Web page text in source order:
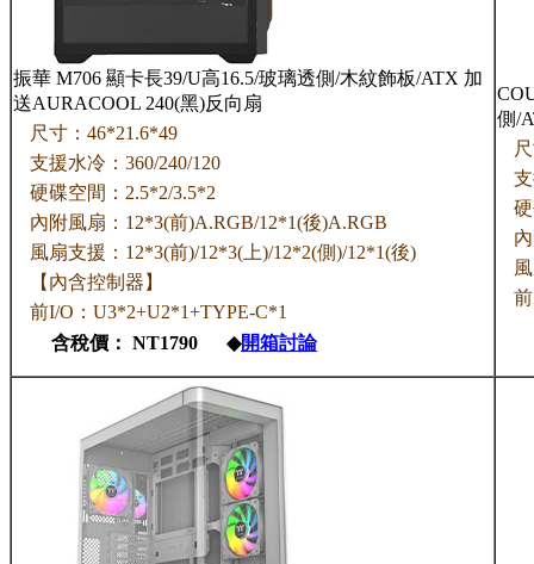
振華 M706 顯卡長39/U高16.5/玻璃透側/木紋飾板/ATX 加
送AURACOOL 240(黑)反向扇
尺寸：46*21.6*49
支援水冷：360/240/120
硬碟空間：2.5*2/3.5*2
內附風扇：12*3(前)A.RGB/12*1(後)A.RGB
風扇支援：12*3(前)/12*3(上)/12*2(側)/12*1(後)
【內含控制器】
前I/O：U3*2+U2*1+TYPE-C*1
含稅價： NT1790 ◆開箱討論
側/